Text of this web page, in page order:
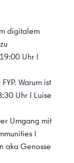
digitalem
Uhr I
Warum ist
Uhr I Luise
Umgang mit
I
aka Genosse